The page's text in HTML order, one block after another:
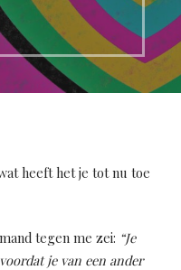
heeft het je tot nu toe
tegen me zei: “Je
je van een ander